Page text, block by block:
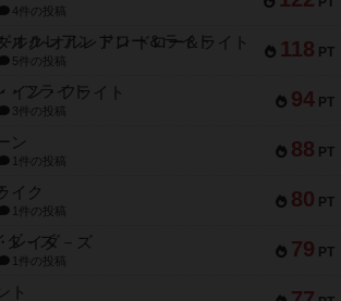
4件の投稿
118 PT
ルク-オルレアン ドロー＆ライト
5件の投稿
94 PT
イン・フライト
3件の投稿
88 PT
ン
1件の投稿
80 PT
イク
1件の投稿
79 PT
レイダ－ズ
1件の投稿
ト